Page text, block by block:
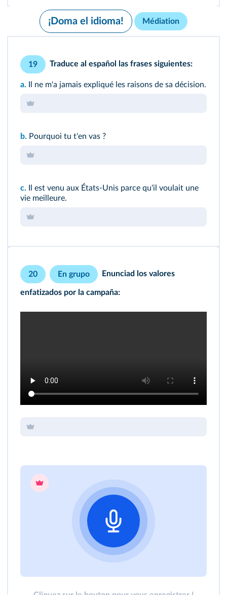
¡Doma el idioma! Médiation
19 Traduce al español las frases siguientes:
a. Il ne m'a jamais expliqué les raisons de sa décision.
b. Pourquoi tu t'en vas ?
c. Il est venu aux États-Unis parce qu'il voulait une
vie meilleure.
20 En grupo Enunciad los valores
enfatizados por la campaña: